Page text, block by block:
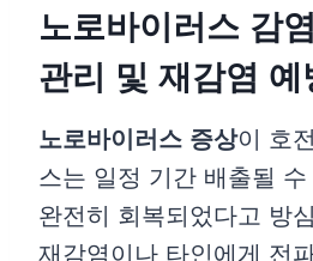
노로바이러스 감
관리 및 재감염 예
노로바이러스 증상이 호
스는 일정 기간 배출될
완전히 회복되었다고 방
재감염이나 타인에게 전